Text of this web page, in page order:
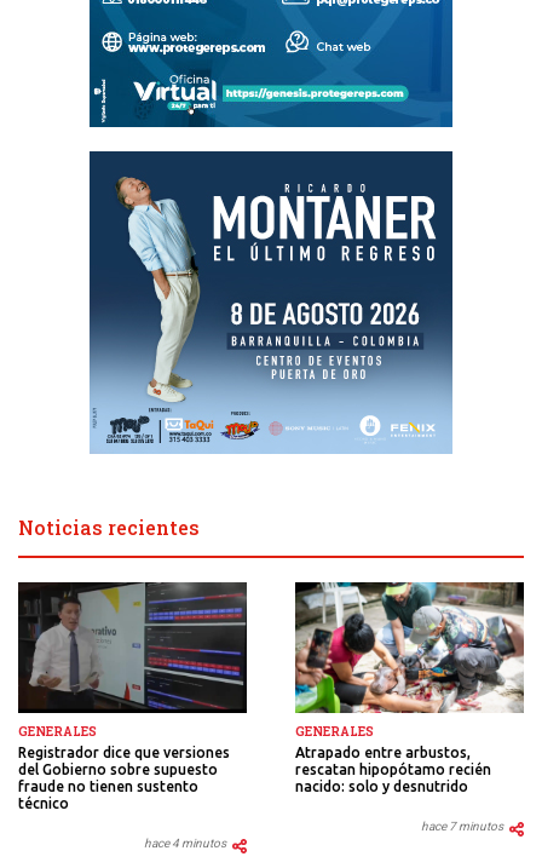
Noticias recientes
GENERALES
Registrador dice que versiones
del Gobierno sobre supuesto
fraude no tienen sustento
técnico
hace 4 minutos
GENERALES
Atrapado entre arbustos,
rescatan hipopótamo recién
nacido: solo y desnutrido
hace 7 minutos